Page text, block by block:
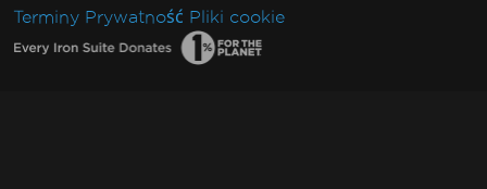
Terminy Prywatność Pliki cookie